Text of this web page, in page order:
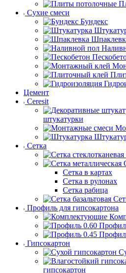
Сухие смеси
Бундекс
Цемент
Ceresit
штукатурки
Сетка
Сетка в картах
Сетка в рулонах
Сетка рабица
Профиль для гипсокартона
Гипсокартон
гипсокартон